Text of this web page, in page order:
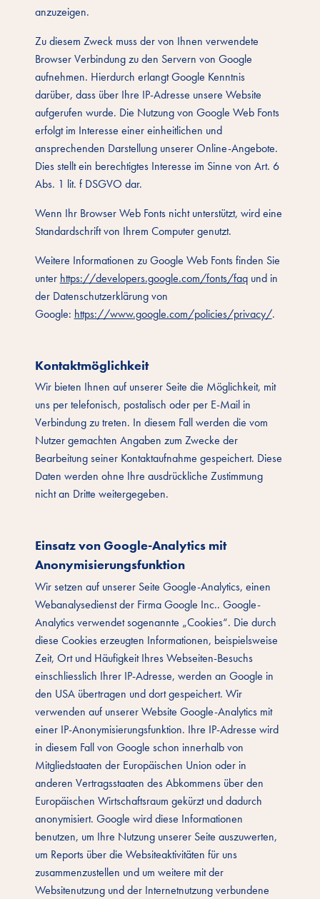
anzuzeigen.
Zu diesem Zweck muss der von Ihnen verwendete
Browser Verbindung zu den Servern von Google
aufnehmen. Hierdurch erlangt Google Kenntnis
darüber, dass über Ihre IP-Adresse unsere Website
aufgerufen wurde. Die Nutzung von Google Web Fonts
erfolgt im Interesse einer einheitlichen und
ansprechenden Darstellung unserer Online-Angebote.
Dies stellt ein berechtigtes Interesse im Sinne von Art. 6
Abs. 1 lit. f DSGVO dar.
Wenn Ihr Browser Web Fonts nicht unterstützt, wird eine
Standardschrift von Ihrem Computer genutzt.
Weitere Informationen zu Google Web Fonts finden Sie
unter https://developers.google.com/fonts/faqund in
der Datenschutzerklärung von
Google: https://www.google.com/policies/privacy/.
Kontaktmöglichkeit
Wir bieten Ihnen auf unserer Seite die Möglichkeit, mit
uns per telefonisch, postalisch oder per E-Mail in
Verbindung zu treten. In diesem Fall werden die vom
Nutzer gemachten Angaben zum Zwecke der
Bearbeitung seiner Kontaktaufnahme gespeichert. Diese
Daten werden ohne Ihre ausdrückliche Zustimmung
nicht an Dritte weitergegeben.
Einsatz von Google-Analytics mit
Anonymisierungsfunktion
Wir setzen auf unserer Seite Google-Analytics, einen
Webanalysedienst der Firma Google Inc.. Google-
Analytics verwendet sogenannte „Cookies“. Die durch
diese Cookies erzeugten Informationen, beispielsweise
Zeit, Ort und Häufigkeit Ihres Webseiten-Besuchs
einschliesslich Ihrer IP-Adresse, werden an Google in
den USA übertragen und dort gespeichert. Wir
verwenden auf unserer Website Google-Analytics mit
einer IP-Anonymisierungsfunktion. Ihre IP-Adresse wird
in diesem Fall von Google schon innerhalb von
Mitgliedstaaten der Europäischen Union oder in
anderen Vertragsstaaten des Abkommens über den
Europäischen Wirtschaftsraum gekürzt und dadurch
anonymisiert. Google wird diese Informationen
benutzen, um Ihre Nutzung unserer Seite auszuwerten,
um Reports über die Websiteaktivitäten für uns
zusammenzustellen und um weitere mit der
Websitenutzung und der Internetnutzung verbundene